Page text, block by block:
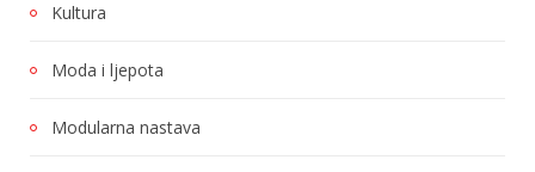
Kultura
Moda i ljepota
Modularna nastava